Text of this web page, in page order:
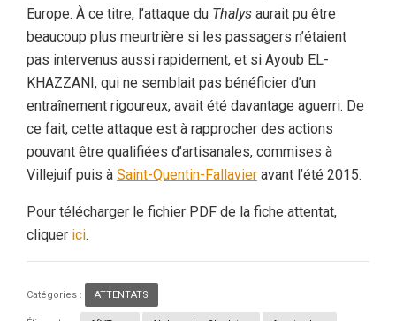
Europe. À ce titre, l’attaque du Thalys aurait pu être
beaucoup plus meurtrière si les passagers n’étaient
pas intervenus aussi rapidement, et si Ayoub EL-
KHAZZANI, qui ne semblait pas bénéficier d’un
entraînement rigoureux, avait été davantage aguerri. De
ce fait, cette attaque est à rapprocher des actions
pouvant être qualifiées d’artisanales, commises à
Villejuif puis à Saint-Quentin-Fallavier avant l’été 2015.
Pour télécharger le fichier PDF de la fiche attentat,
cliquer ici.
Catégories : ATTENTATS